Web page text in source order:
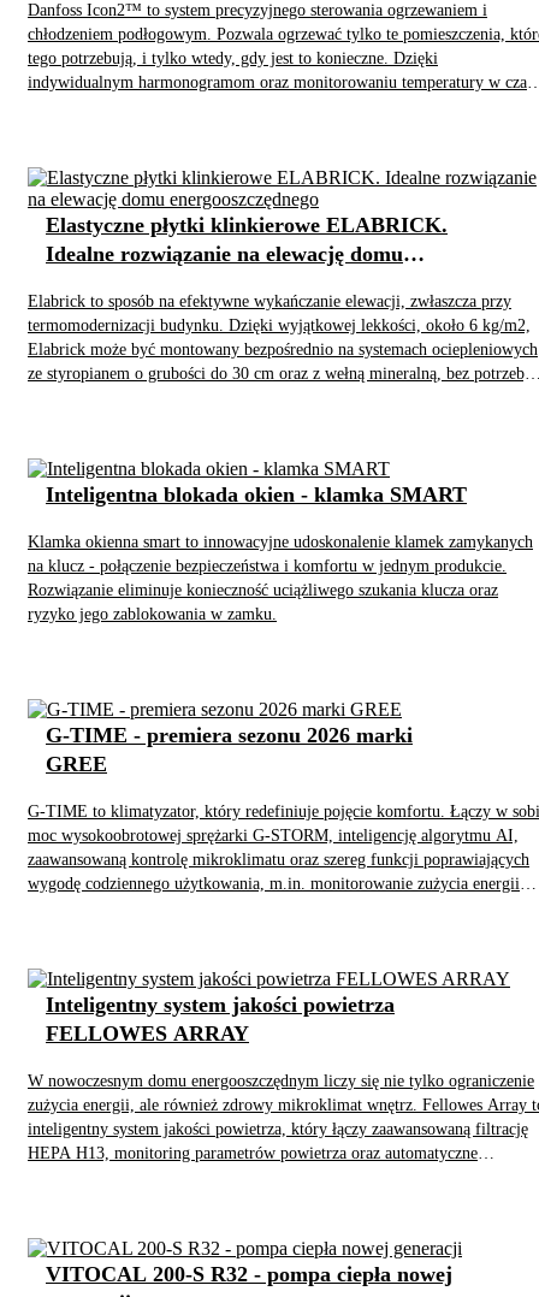
Danfoss Icon2™ to system precyzyjnego sterowania ogrzewaniem i
chłodzeniem podłogowym. Pozwala ogrzewać tylko te pomieszczenia,
tego potrzebują, i tylko wtedy, gdy jest to konieczne. Dzięki
indywidualnym harmonogramom oraz monitorowaniu temperatury w
Elabrick to sposób na efektywne wykańczanie elewacji, zwłaszcza przy
termomodernizacji budynku. Dzięki wyjątkowej lekkości, około 6 kg/m2,
Elabrick może być montowany bezpośrednio na systemach ociepleniowych
ze styropianem o grubości do 30 cm oraz z wełną mineralną, bez potrzeby
Elastyczne płytki klinkierowe ELABRICK.
Idealne rozwiązanie na elewację domu
Klamka okienna smart to innowacyjne udoskonalenie klamek zamykanych
na klucz - połączenie bezpieczeństwa i komfortu w jednym produkcie.
Rozwiązanie eliminuje konieczność uciążliwego szukania klucza oraz
ryzyko jego zablokowania w zamku.
Inteligentna blokada okien - klamka SMART
G-TIME to klimatyzator, który redefiniuje pojęcie komfortu. Łączy w
moc wysokoobrotowej sprężarki G-STORM, inteligencję algorytmu AI,
zaawansowaną kontrolę mikroklimatu oraz szereg funkcji poprawiających
wygodę codziennego użytkowania, m.in. monitorowanie zużycia energii
G-TIME - premiera sezonu 2026 marki
GREE
W nowoczesnym domu energooszczędnym liczy się nie tylko ograniczenie
zużycia energii, ale również zdrowy mikroklimat wnętrz. Fellowes Array
inteligentny system jakości powietrza, który łączy zaawansowaną filtrację
HEPA H13, monitoring parametrów powietrza oraz automatyczne
zapewniając czyste i komfortowe powietrze w całym budynku.
Inteligentny system jakości powietrza
FELLOWES ARRAY
VITOCAL 200-S R32 - pompa ciepła nowej